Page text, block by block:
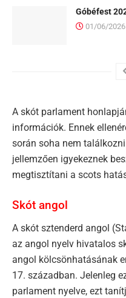
Góbéfest
01/06/2026
A skót parlament
információk. Ennek
során soha nem
jellemzően igyekeznek
megtisztítani a scots
Skót angol
A skót sztenderd angol
az angol nyelv hivatalos
angol kölcsönhatásának
17. században. Jelenleg
parlament nyelve, ezt